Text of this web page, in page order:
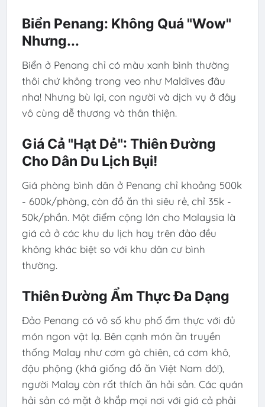
Biển Penang: Không Quá "Wow"
Nhưng...
Biển ở Penang chỉ có màu xanh bình thường
thôi chứ không trong veo như Maldives đâu
nha! Nhưng bù lại, con người và dịch vụ ở đây
vô cùng dễ thương và thân thiện.
Giá Cả "Hạt Dẻ": Thiên Đường
Cho Dân Du Lịch Bụi!
Giá phòng bình dân ở Penang chỉ khoảng 500k
- 600k/phòng, còn đồ ăn thì siêu rẻ, chỉ 35k -
50k/phần. Một điểm cộng lớn cho Malaysia là
giá cả ở các khu du lịch hay trên đảo đều
không khác biệt so với khu dân cư bình
thường.
Thiên Đường Ẩm Thực Đa Dạng
Đảo Penang có vô số khu phố ẩm thực với đủ
món ngon vật lạ. Bên cạnh món ăn truyền
thống Malay như cơm gà chiên, cá cơm khô,
đậu phộng (khá giống đồ ăn Việt Nam đó!),
người Malay còn rất thích ăn hải sản. Các quán
hải sản có mặt ở khắp mọi nơi với giá cả phải